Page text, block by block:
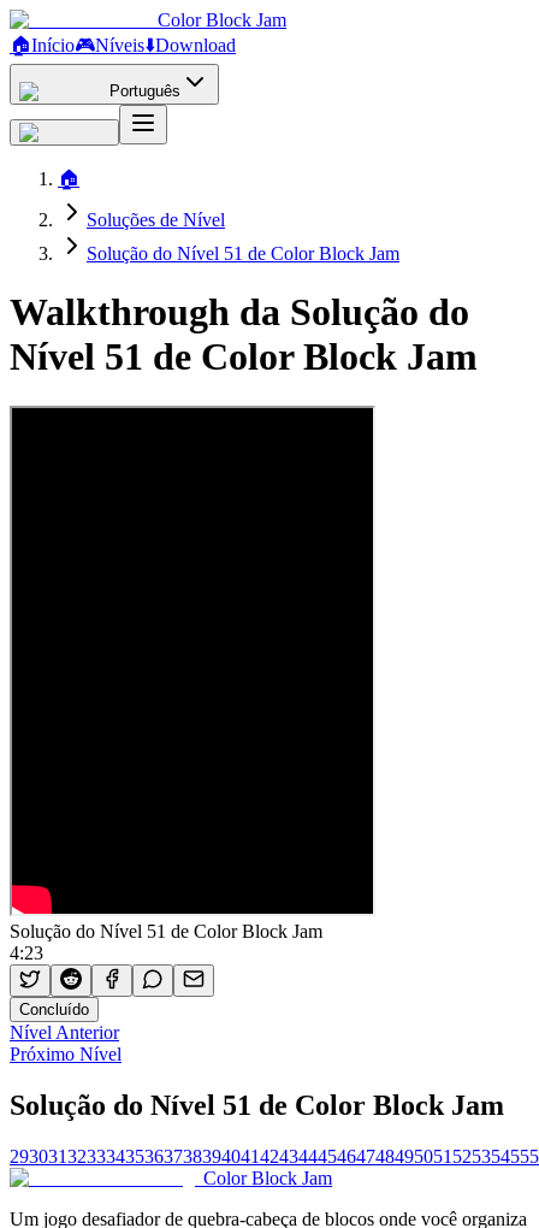
Color Block Jam
🏠Início🎮Níveis⬇️Download
Português
🏠
Soluções de Nível
Solução do Nível 51 de Color Block Jam
Walkthrough da Solução do
Nível 51 de Color Block Jam
Solução do Nível 51 de Color Block Jam
4:23
Concluído
Nível Anterior
Próximo Nível
Solução do Nível 51 de Color Block Jam
2930313233343536373839404142434445464748495051 52535455
Color Block Jam
Um jogo desafiador de quebra-cabeça de blocos onde você organiza